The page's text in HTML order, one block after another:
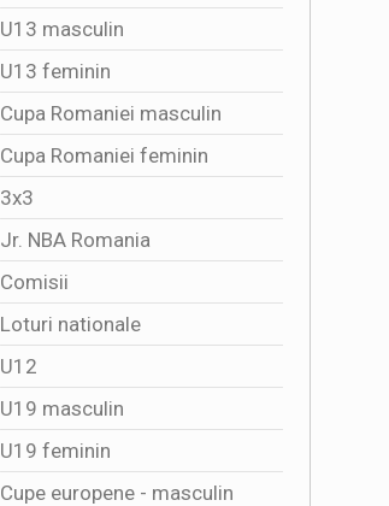
U13 masculin
U13 feminin
Cupa Romaniei masculin
Cupa Romaniei feminin
3x3
Jr. NBA Romania
Comisii
Loturi nationale
U12
U19 masculin
U19 feminin
Cupe europene - masculin